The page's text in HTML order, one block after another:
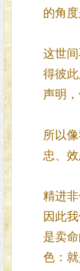
的角
这世
得彼
声明
所以
忠、
精进
因此
是卖
色：